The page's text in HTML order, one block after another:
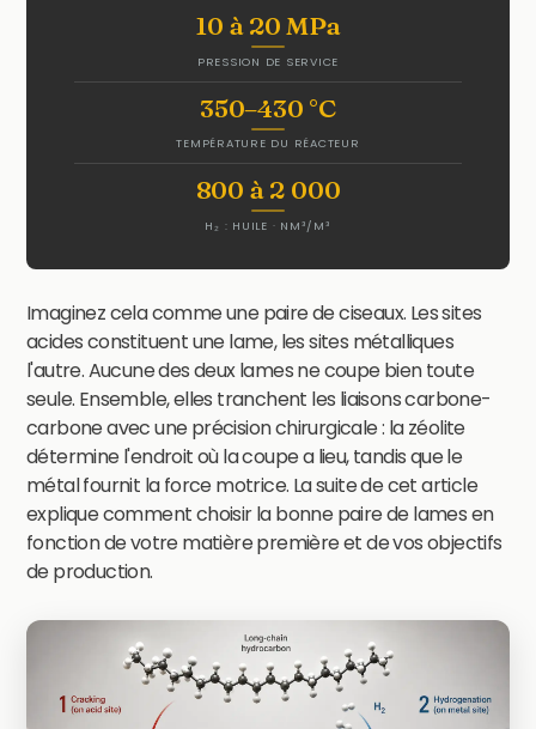
10 à 20 MPa
PRESSION DE SERVICE
350–430 °C
TEMPÉRATURE DU RÉACTEUR
800 à 2 000
H₂ : HUILE · NM³/M³
Imaginez cela comme une paire de ciseaux. Les sites
acides constituent une lame, les sites métalliques
l'autre. Aucune des deux lames ne coupe bien toute
seule. Ensemble, elles tranchent les liaisons carbone-
carbone avec une précision chirurgicale : la zéolite
détermine l'endroit où la coupe a lieu, tandis que le
métal fournit la force motrice. La suite de cet article
explique comment choisir la bonne paire de lames en
fonction de votre matière première et de vos objectifs
de production.